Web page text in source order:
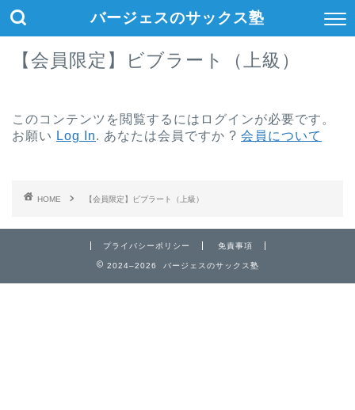
バージェスのサックス塾
【会員限定】ビブラート（上級）
このコンテンツを閲覧するにはログインが必要です。
お願い Log In. あなたは会員ですか ? 会員について
HOME 【会員限定】ビブラート（上級）
プライバシーポリシー 免責事項
2024–2026 バージェスのサックス塾